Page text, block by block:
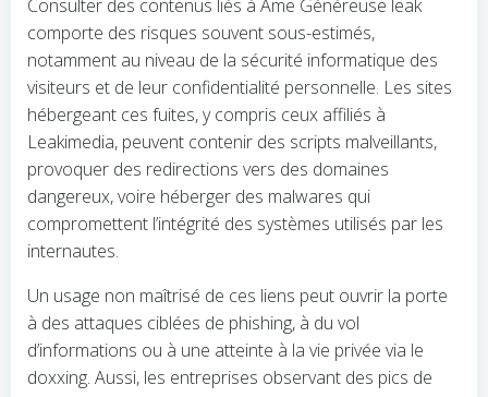
Consulter des contenus liés à Ame Généreuse leak
comporte des risques souvent sous-estimés,
notamment au niveau de la sécurité informatique des
visiteurs et de leur confidentialité personnelle. Les sites
hébergeant ces fuites, y compris ceux affiliés à
Leakimedia, peuvent contenir des scripts malveillants,
provoquer des redirections vers des domaines
dangereux, voire héberger des malwares qui
compromettent l’intégrité des systèmes utilisés par les
internautes.
Un usage non maîtrisé de ces liens peut ouvrir la porte
à des attaques ciblées de phishing, à du vol
d’informations ou à une atteinte à la vie privée via le
doxxing. Aussi, les entreprises observant des pics de